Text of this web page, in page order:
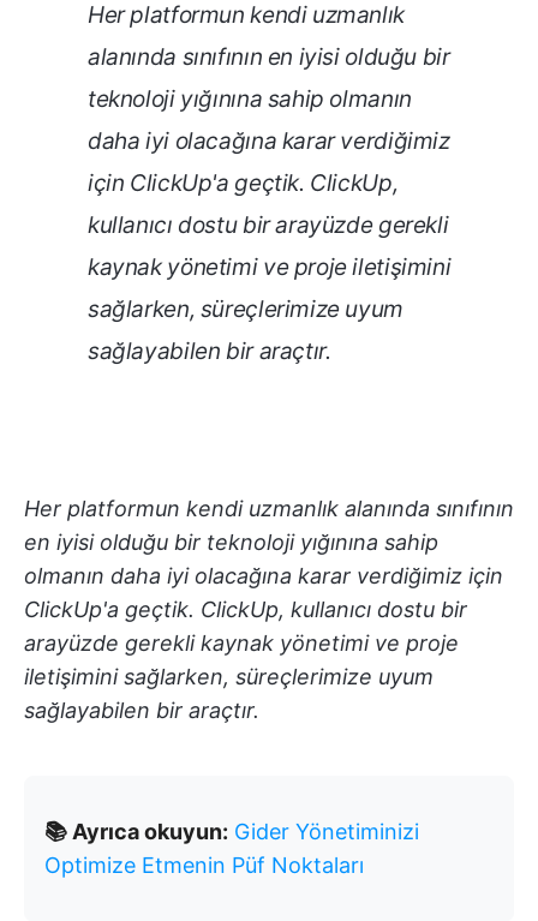
Her platformun kendi uzmanlık
alanında sınıfının en iyisi olduğu bir
teknoloji yığınına sahip olmanın
daha iyi olacağına karar verdiğimiz
için ClickUp'a geçtik. ClickUp,
kullanıcı dostu bir arayüzde gerekli
kaynak yönetimi ve proje iletişimini
sağlarken, süreçlerimize uyum
sağlayabilen bir araçtır.
Her platformun kendi uzmanlık alanında sınıfının
en iyisi olduğu bir teknoloji yığınına sahip
olmanın daha iyi olacağına karar verdiğimiz için
ClickUp'a geçtik. ClickUp, kullanıcı dostu bir
arayüzde gerekli kaynak yönetimi ve proje
iletişimini sağlarken, süreçlerimize uyum
sağlayabilen bir araçtır.
📚 Ayrıca okuyun: Gider Yönetiminizi
Optimize Etmenin Püf Noktaları